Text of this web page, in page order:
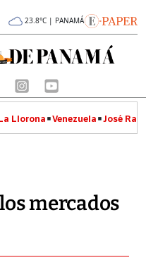
23.8°C | PANAMÁ
Llorona Venezuela José
mercados